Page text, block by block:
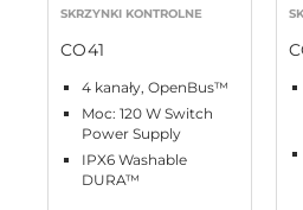
SKRZYNKI KONTROLNE
CO41
4 kanały, OpenBus™
Moc: 120 W Switch
Power Supply
IPX6 Washable
DURA™